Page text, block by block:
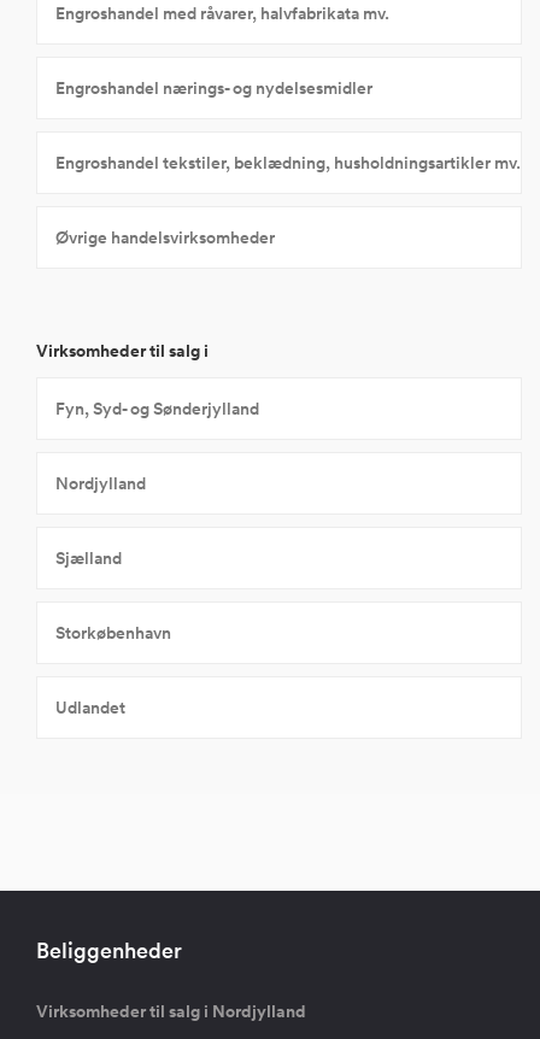
Engroshandel med råvarer, halvfabrikata mv.
Engroshandel nærings- og nydelsesmidler
Engroshandel tekstiler, beklædning, husholdningsartikler mv.
Øvrige handelsvirksomheder
Virksomheder til salg i
Fyn, Syd- og Sønderjylland
Nordjylland
Sjælland
Storkøbenhavn
Udlandet
Beliggenheder
Virksomheder til salg i Nordjylland